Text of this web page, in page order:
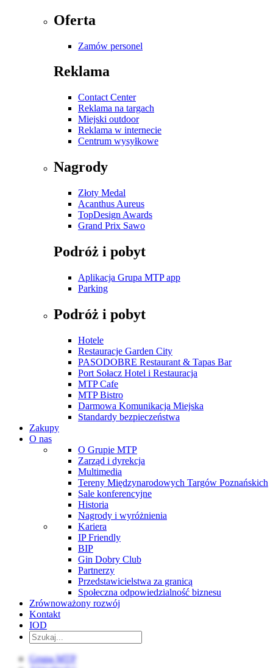
Oferta
Zamów personel
Reklama
Contact Center
Reklama na targach
Miejski outdoor
Reklama w internecie
Centrum wysyłkowe
Nagrody
Złoty Medal
Acanthus Aureus
TopDesign Awards
Grand Prix Sawo
Podróż i pobyt
Aplikacja Grupa MTP app
Parking
Podróż i pobyt
Hotele
Restauracje Garden City
PASODOBRE Restaurant & Tapas Bar
Port Sołacz Hotel i Restauracja
MTP Cafe
MTP Bistro
Darmowa Komunikacja Miejska
Standardy bezpieczeństwa
Zakupy
O nas
O Grupie MTP
Zarząd i dyrekcja
Multimedia
Tereny Międzynarodowych Targów Poznańskich
Sale konferencyjne
Historia
Nagrody i wyróżnienia
Kariera
IP Friendly
BIP
Gin Dobry Club
Partnerzy
Przedstawicielstwa za granicą
Społeczna odpowiedzialność biznesu
Zrównoważony rozwój
Kontakt
IOD
Grupa MTP